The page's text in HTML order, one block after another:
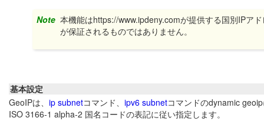
Note 本機能はhttps://www.ipdeny.comが提供する国別IPア
が保証されるものではありません。
基本設定
GeoIPは、 ip subnetコマンド、 ipv6 subnetコマンドのdynamic
ISO 3166-1 alpha-2 国名コードの表記に従い指定します。